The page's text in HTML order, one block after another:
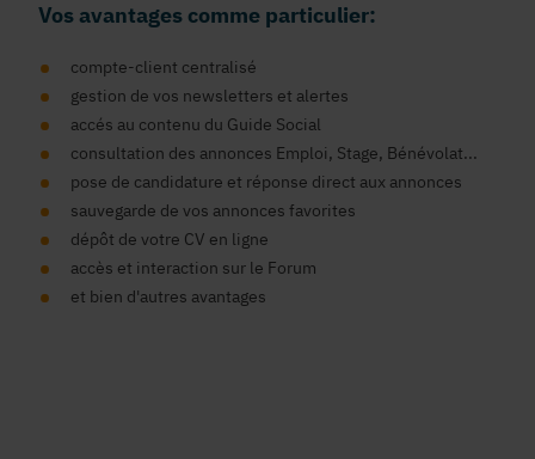
Vos avantages comme particulier:
compte-client centralisé
gestion de vos newsletters et alertes
accés au contenu du Guide Social
consultation des annonces Emploi, Stage, Bénévolat...
pose de candidature et réponse direct aux annonces
sauvegarde de vos annonces favorites
dépôt de votre CV en ligne
accès et interaction sur le Forum
et bien d'autres avantages